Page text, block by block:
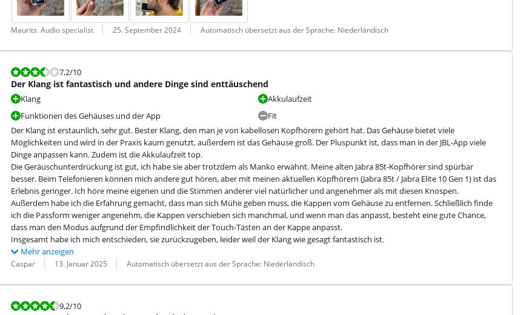
Bewertung von:
Maurits. Audio specialist
Datum: 25. September 2024
Übersetzung: Automatisch übersetzt aus der Sprache: Niederländisch
Bewertet mit 7,2 von 10.
7,2/10
Der Klang ist fantastisch und andere Dinge sind enttäuschend
Klang
Funktionen des Gehäuses und der App
Akkulaufzeit
Fit
Der Klang ist erstaunlich, sehr gut. Bester Klang, den man je von kabellosen Kopfhörern gehört hat. Das Gehäuse bietet viele
Möglichkeiten und wird in der Praxis kaum genutzt, außerdem ist das Gehäuse groß. Der Pluspunkt ist, dass man in der JBL-App viele
Dinge anpassen kann. Zudem ist die Akkulaufzeit top.
Die Geräuschunterdrückung ist gut, ich habe sie aber trotzdem als Manko erwähnt. Meine alten Jabra 85t-Kopfhörer sind spürbar
besser. Beim Telefonieren können mich andere gut hören, aber mit meinen aktuellen Kopfhörern (Jabra 85t / Jabra Elite 10 Gen 1) ist das
Erlebnis geringer. Ich höre meine eigenen und die Stimmen anderer viel natürlicher und angenehmer als mit diesen Knospen.
Außerdem habe ich die Erfahrung gemacht, dass man sich Mühe geben muss, die Kappen vom Gehäuse zu entfernen. Schließlich finde
ich die Passform weniger angenehm, die Kappen verschieben sich manchmal, und wenn man das anpasst, besteht eine gute Chance,
dass man den Modus aufgrund der Empfindlichkeit der Touch-Tasten an der Kappe anpasst.
Insgesamt habe ich mich entschieden, sie zurückzugeben, leider weil der Klang wie gesagt fantastisch ist.
Mehr anzeigen
Bewertung von:
Caspar
Datum: 13. Januar 2025
Übersetzung: Automatisch übersetzt aus der Sprache: Niederländisch
Bewertet mit 9,2 von 10.
9,2/10